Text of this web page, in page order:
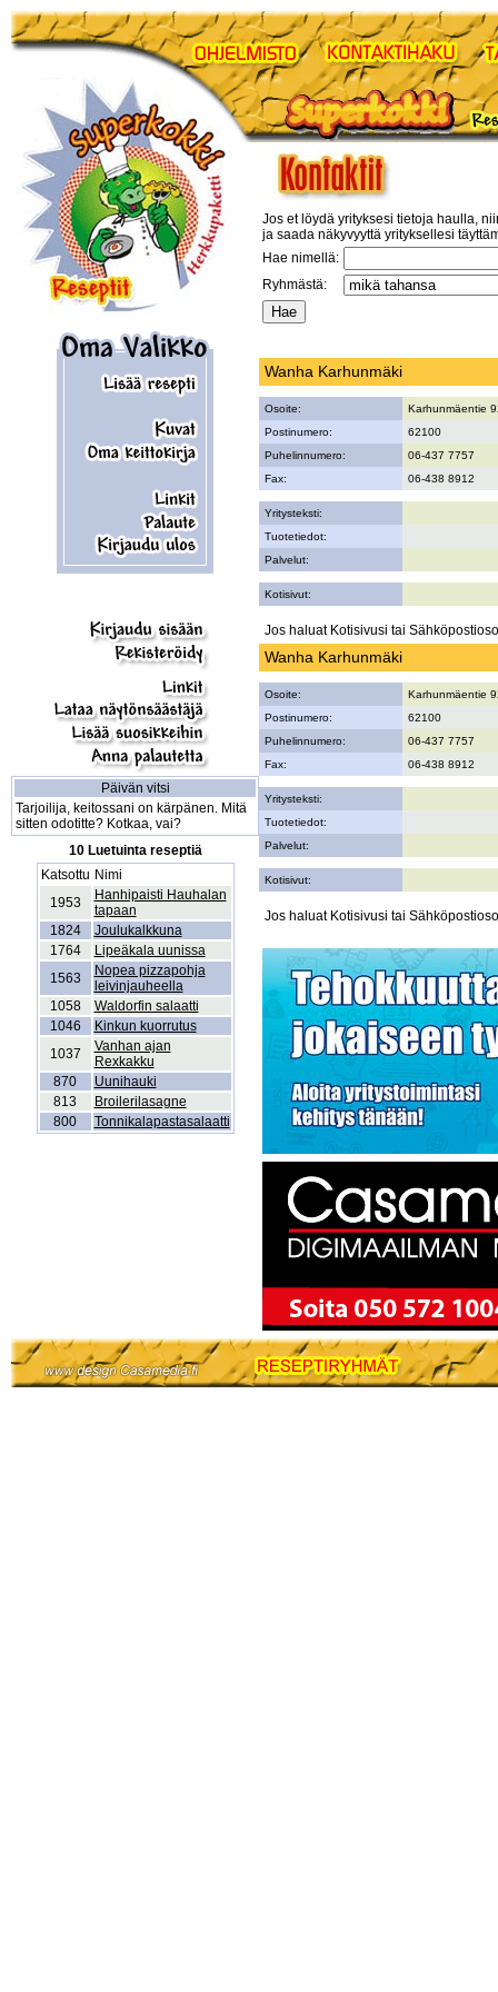
Päivän vitsi
Tarjoilija, keitossani on kärpänen. Mitä
sitten odotitte? Kotkaa, vai?
10 Luetuinta reseptiä
Katsottu Nimi
1953
Hanhipaisti Hauhalan
tapaan
1824
Joulukalkkuna
1764
Lipeäkala uunissa
1563
Nopea pizzapohja
leivinjauheella
1058
Waldorfin salaatti
1046
Kinkun kuorrutus
1037
Vanhan ajan
Rexkakku
870
Uunihauki
813
Broilerilasagne
800
Tonnikalapastasalaatti
Jos et löydä yrityksesi tietoja haulla,
ja saada näkyvyyttä yrityksellesi
Hae nimellä:
Ryhmästä:
Wanha Karhunmäki
Osoite:
Karhunmäentie
Postinumero:
62100
Puhelinnumero:
06-437 7757
Fax:
06-438 8912
Yritysteksti:
Tuotetiedot:
Palvelut:
Kotisivut:
Jos haluat Kotisivusi tai
Wanha Karhunmäki
Osoite:
Karhunmäentie
Postinumero:
62100
Puhelinnumero:
06-437 7757
Fax:
06-438 8912
Yritysteksti:
Tuotetiedot:
Palvelut:
Kotisivut:
Jos haluat Kotisivusi tai